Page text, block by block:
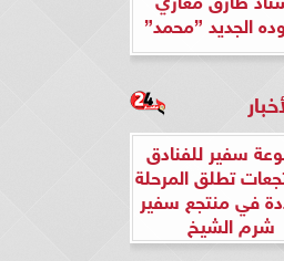
الجديد ”محمد”
سفير للفنادق
تطلق المرحلة
في منتجع سفير
شرم الشيخ